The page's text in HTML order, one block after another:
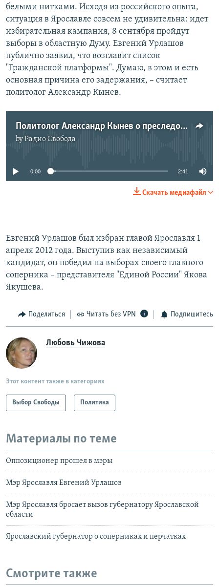
белыми нитками. Исходя из российского опыта,
ситуация в Ярославле совсем не удивительна: идет
избирательная кампания, 8 сентября пройдут
выборы в областную Думу. Евгений Урлашов
публично заявил, что возглавит список
"Гражданской платформы". Думаю, в этом и есть
основная причина его задержания, – считает
политолог Александр Кынев.
Политолог Александр Кынев о преследовании Урлашова
byРадио Свобода
No media source currently available
0:00 2:41
Скачать медиафайл
Евгений Урлашов был избран главой Ярославля 1
апреля 2012 года. Выступив как независимый
кандидат, он победил на выборах своего главного
соперника – представителя "Единой России" Якова
Якушева.
Поделиться Читать без VPN Подпишитесь
Любовь Чижова
Этот контент также в категориях
Выбор Свободы Политика
Материалы по теме
Оппозиционер прошел в мэры
Мэр Ярославля Евгений Урлашов
Мэр Ярославля бросает вызов губернатору Ярославской
области
Ярославский губернатор о соперниках и перчатках
Смотрите также